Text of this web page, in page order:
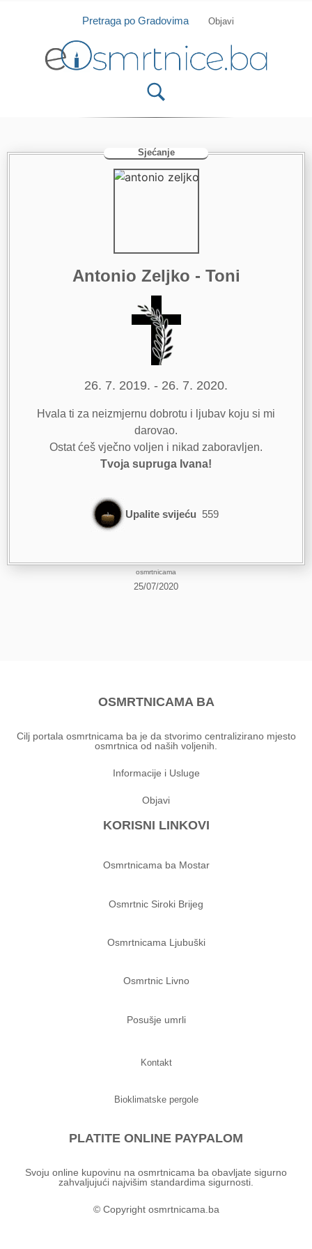
Isprobajte našu Android i IOS aplikaciju
Pretraga po Gradovima Objavi
Sjećanje
Antonio Zeljko - Toni
26. 7. 2019. - 26. 7. 2020.
Hvala ti za neizmjernu dobrotu i ljubav koju si mi
darovao.
Ostat ćeš vječno voljen i nikad zaboravljen.
Tvoja supruga Ivana!
Upalite svijeću 559
osmrtnicama
25/07/2020
OSMRTNICAMA BA
Cilj portala osmrtnicama ba je da stvorimo centralizirano mjesto
osmrtnica od naših voljenih.
Informacije i Usluge
Objavi
KORISNI LINKOVI
Osmrtnicama ba Mostar
Osmrtnic Siroki Brijeg
Osmrtnicama Ljubuški
Osmrtnic Livno
Posušje umrli
Kontakt
Bioklimatske pergole
PLATITE ONLINE PAYPALOM
Svoju online kupovinu na osmrtnicama ba obavljate sigurno
zahvaljujući najvišim standardima sigurnosti.
© Copyright osmrtnicama.ba